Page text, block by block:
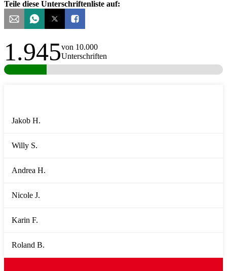
Teile diese Unterschriftenliste auf:
1.945von 10.000
Unterschriften
Jakob H.
Willy S.
Andrea H.
Nicole J.
Karin F.
Roland B.